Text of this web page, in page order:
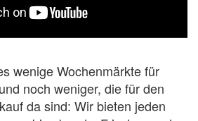
wenige Wochenmärkte für
noch weniger, die für den
da sind: Wir bieten jeden